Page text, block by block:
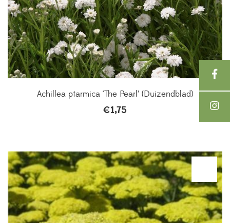
Achillea ptarmica ‘The Pearl’ (Duizendblad)
€1,75